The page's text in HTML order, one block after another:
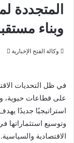
المتجددة
وبناء
وكالة الفتح الإخبارية
في ظل التحديات
على قطاعات حيوية،
استراتيجيًا جديدًا
وتوسيع استثماراتها
الاقتصادية والسياسية.